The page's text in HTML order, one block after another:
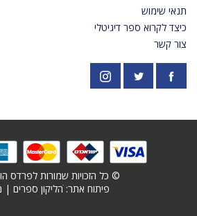
תנאי שימוש
כיצד לקרוא ספר דיגיטלי
צור קשר
פייסבוק PardesPublish
אינסטגרם
© כל הזכויות שמורות לפרדס
פיתוח אתר: ׁהליקון ספרים |